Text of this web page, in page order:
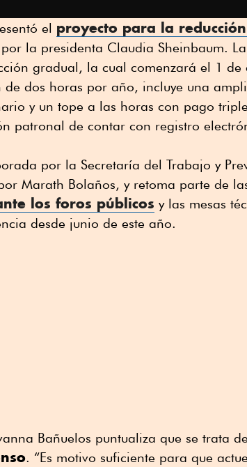
el proyecto para la
la presidenta Claudia Sheinbaum.
gradual, la cual comenzará el 1 de
de dos horas por año, incluye una
y un tope a las horas con pago
patronal de contar con registro
por la Secretaría del Trabajo y
Marath Bolaños, y retoma parte de
los foros públicos y las mesas
desde junio de este año.
Bañuelos puntualiza que se trata
. “Es motivo suficiente para que